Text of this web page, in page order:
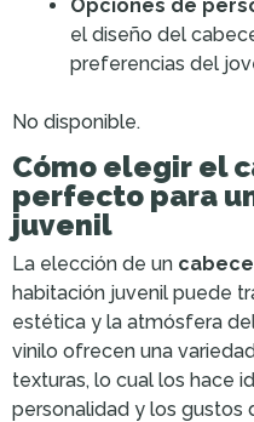
Opciones de
el diseño del
preferencias del
No disponible.
Cómo elegir el
perfecto para
juvenil
La elección de un
habitación juvenil puede
estética y la atmósfera
vinilo ofrecen una
texturas, lo cual los hace
personalidad y los gustos